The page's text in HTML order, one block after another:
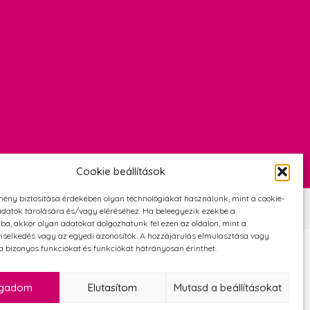
Cookie beállítások
biztosítása érdekében olyan technológiákat használunk, mint a cookie-
tárolására és/vagy eléréséhez. Ha beleegyezik ezekbe a
akkor olyan adatokat dolgozhatunk fel ezen az oldalon, mint a
vagy az egyedi azonosítók. A hozzájárulás elmulasztása vagy
bizonyos funkciókat és funkciókat hátrányosan érinthet.
Elutasítom Mutasd a beállításokat
FeltételekAdatvédelmi és cookie tájékoztató